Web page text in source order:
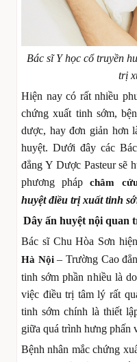
Bác sĩ Y học cổ truyền
trị
Hiện nay có rất nhiều
chứng xuất tinh sớm,
dược, hay đơn giản hơn
huyệt. Dưới đây các
đẳng Y Dược Pasteur sẽ
phương phápchâm
huyệt điều trị xuất tinh
Dây ấn huyệt nội quan
Bác sĩ Chu Hòa Sơn
Hà Nội– Trường Cao
tinh sớm phần nhiều là
việc điều trị tâm lý rất
tinh sớm chính là thiết
giữa quá trình hưng phấn
Bệnh nhân mắc chứng